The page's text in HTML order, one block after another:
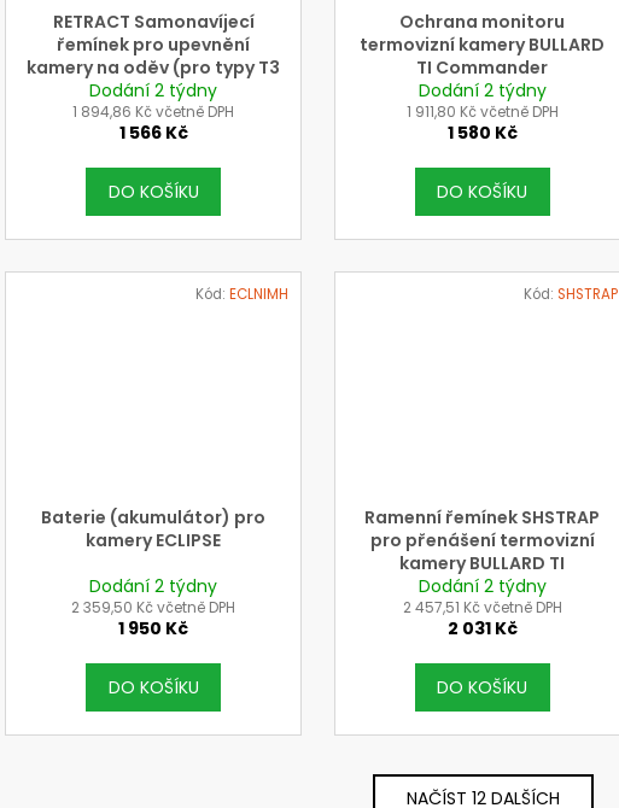
RETRACT Samonavíjecí
řemínek pro upevnění
kamery na oděv (pro typy T3
a T4)
Dodání 2 týdny
1 894,86 Kč včetně DPH
1 566 Kč
DO KOŠÍKU
Ochrana monitoru
termovizní kamery BULLARD
TI Commander
Dodání 2 týdny
1 911,80 Kč včetně DPH
1 580 Kč
DO KOŠÍKU
Baterie (akumulátor) pro
kamery ECLIPSE
Dodání 2 týdny
2 359,50 Kč včetně DPH
1 950 Kč
DO KOŠÍKU
Kód:ECLNIMH
Ramenní řemínek SHSTRAP
pro přenášení termovizní
kamery BULLARD TI
Commander
Dodání 2 týdny
2 457,51 Kč včetně DPH
2 031 Kč
DO KOŠÍKU
Kód: SHSTRAP
NAČÍST 12 DALŠÍCH